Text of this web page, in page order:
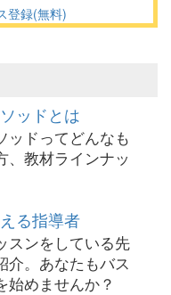
登録(無料)
ッドとは
ッドってどんなも
、教材ラインナッ
る指導者
スンをしている先
介。あなたもバス
始めませんか？